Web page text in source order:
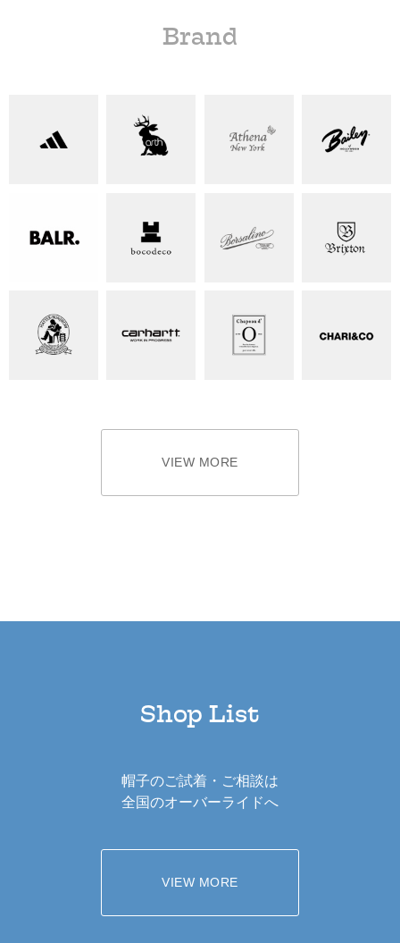
Brand
VIEW MORE
Shop List
帽子のご試着・ご相談は
全国のオーバーライドへ
VIEW MORE